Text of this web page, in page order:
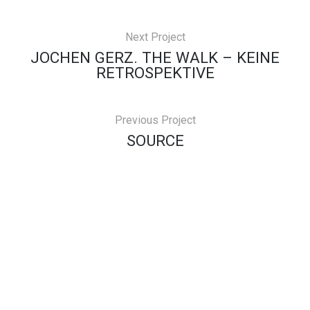
Next Project
JOCHEN GERZ. THE WALK – KEINE
RETROSPEKTIVE
Previous Project
SOURCE